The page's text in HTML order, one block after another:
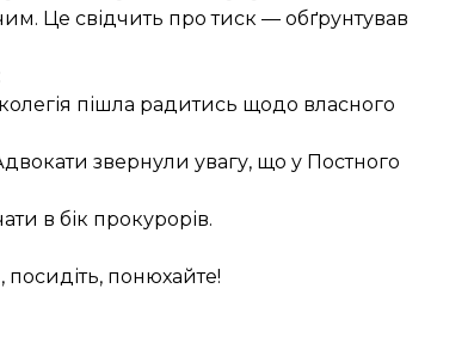
Це свідчить про тиск — обґрунтував
пішла радитись щодо власного
звернули увагу, що у Постного
в бік прокурорів.
понюхайте!